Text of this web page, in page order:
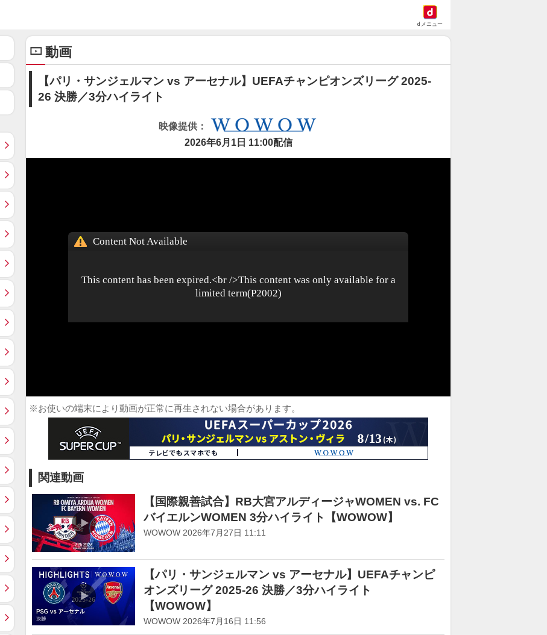
dメニュー
動画
【パリ・サンジェルマン vs アーセナル】UEFAチャンピオンズリーグ 2025-
26 決勝／3分ハイライト
映像提供：
2026年6月1日 11:00配信
※お使いの端末により動画が正常に再生されない場合があります。
関連動画
【国際親善試合】RB大宮アルディージャWOMEN vs. FC
バイエルンWOMEN 3分ハイライト【WOWOW】
WOWOW 2026年7月27日 11:11
【パリ・サンジェルマン vs アーセナル】UEFAチャンピ
オンズリーグ 2025-26 決勝／3分ハイライト
【WOWOW】
WOWOW 2026年7月16日 11:56